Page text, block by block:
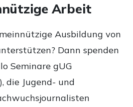
Arbeit
Ausbildung von
Dann spenden
Seminare gUG
die Jugend- und